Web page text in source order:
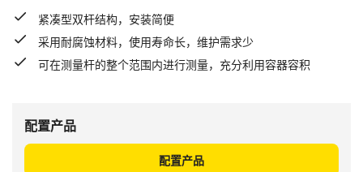
紧凑型双杆结构，安装简便
采用耐腐蚀材料，使用寿命长，维护需求少
可在测量杆的整个范围内进行测量，充分利用容器容积
配置产品
配置产品